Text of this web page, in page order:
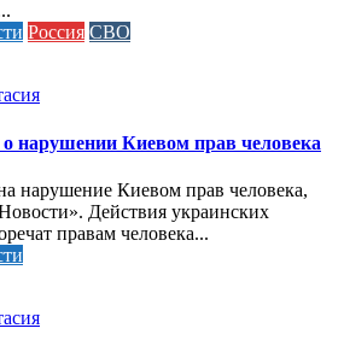
Россия СВО
нарушении Киевом прав человека
нарушение Киевом прав человека,
Действия украинских
правам человека...